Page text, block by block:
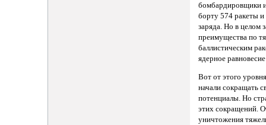
бомбардировщики
борту 574 ракеты
заряда. Но в целом
преимущества по
баллистическим
ядерное
Вот от этого
начали сокращать
потенциалы. Но
этих сокращений.
уничтожения